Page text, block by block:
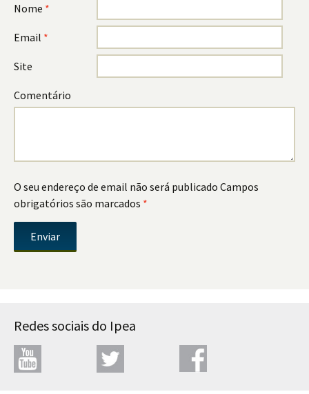
Nome *
Email *
Site
Comentário
O seu endereço de email não será publicado Campos
obrigatórios são marcados *
Redes sociais do Ipea